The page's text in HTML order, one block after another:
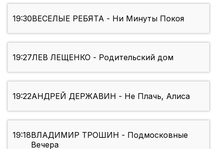
19:30ВЕСЕЛЫЕ РЕБЯТА - Ни Минуты Покоя
19:27ЛЕВ ЛЕЩЕНКО - Родительский дом
19:22АНДРЕЙ ДЕРЖАВИН - Не Плачь, Алиса
19:18ВЛАДИМИР ТРОШИН - Подмосковные
Вечера